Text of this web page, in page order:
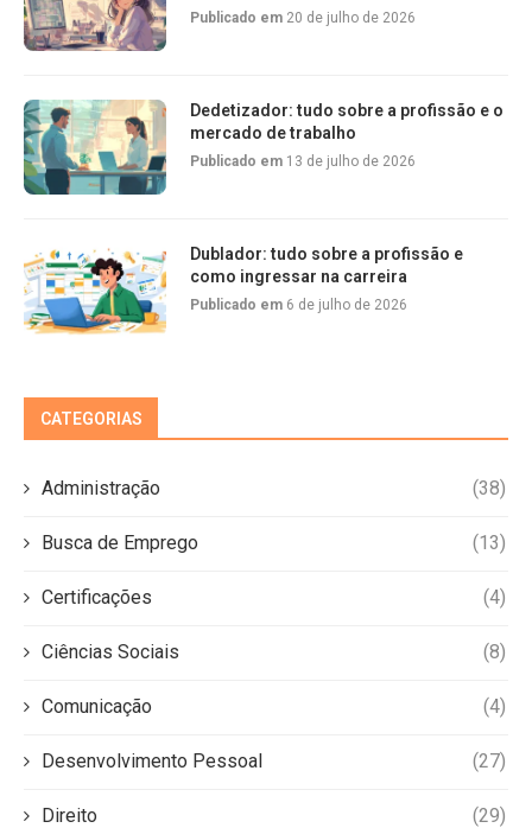
Publicado em 20 de julho de 2026
Dedetizador: tudo sobre a profissão e o
mercado de trabalho
Publicado em 13 de julho de 2026
Dublador: tudo sobre a profissão e
como ingressar na carreira
Publicado em 6 de julho de 2026
CATEGORIAS
Administração (38)
Busca de Emprego (13)
Certificações (4)
Ciências Sociais (8)
Comunicação (4)
Desenvolvimento Pessoal (27)
Direito (29)